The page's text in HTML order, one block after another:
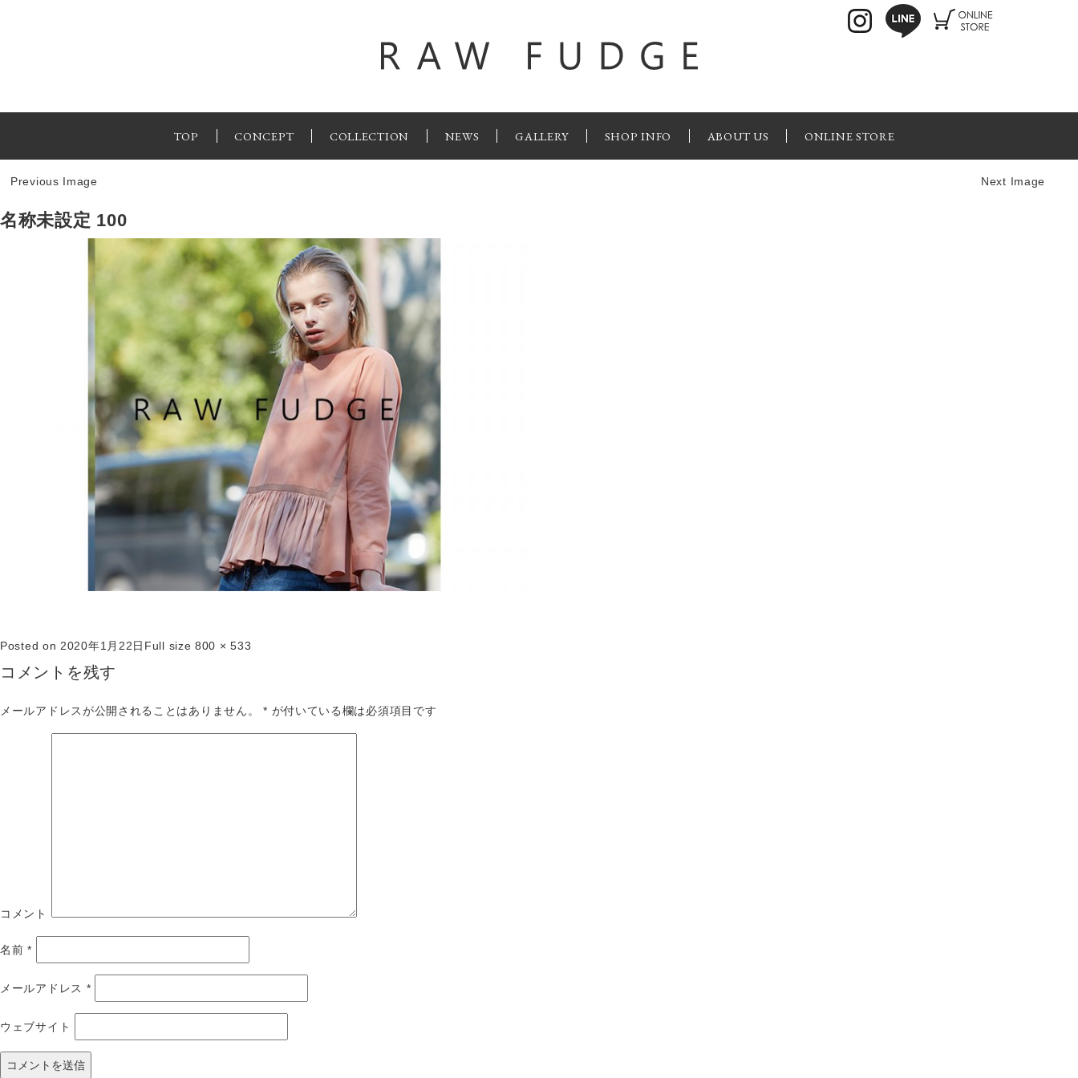
TOP CONCEPT COLLECTION NEWS GALLERY SHOP INFO ABOUT US ONLINE STORE
Previous Image Next Image
名称未設定 100
Posted on 2020年1月22日 Full size800 × 533
コメントを残す
メールアドレスが公開されることはありません。 * が付いている欄は必須項目です
コメント
名前*
メールアドレス *
ウェブサイト